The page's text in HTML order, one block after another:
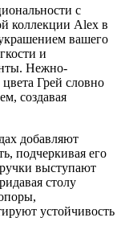
с
коллекции Alex в
вашего
и
Нежно-
Грей словно
создавая
добавляют
подчеркивая его
выступают
столу
устойчивость